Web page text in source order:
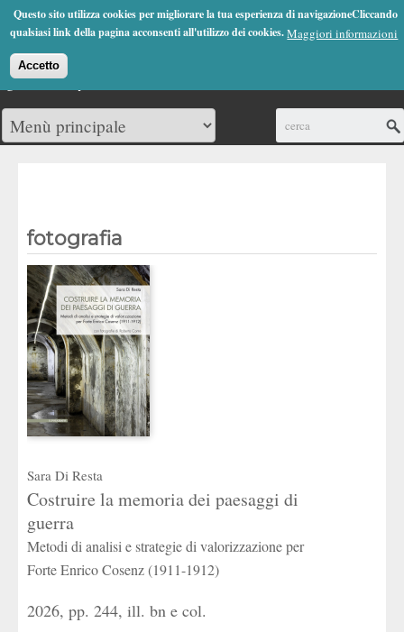
Questo sito utilizza cookies per migliorare la tua esperienza di navigazioneCliccando
qualsiasi link della pagina acconsenti all'utilizzo dei cookies.Maggiori informazioni
Accetto
Jump to Navigation
(0)
fotografia
Sara Di Resta
Costruire la memoria dei paesaggi di
guerra
Metodi di analisi e strategie di valorizzazione per
Forte Enrico Cosenz (1911-1912)
2026, pp. 244, ill. bn e col.